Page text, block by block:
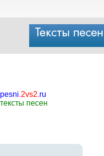
pesni.2vs2.ru
тексты песен